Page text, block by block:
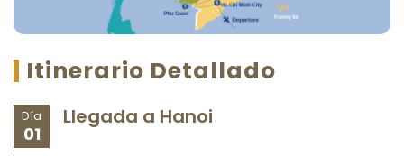
Itinerario Detallado
Día
01
Llegada a Hanoi